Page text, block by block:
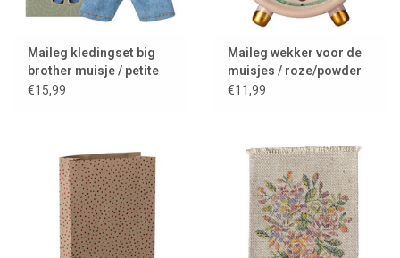
Maileg kledingset big
brother muisje / petite
couture / broek en
€15,99
Maileg wekker voor de
muisjes / roze/powder
€11,99